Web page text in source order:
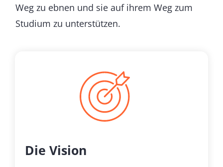
Weg zu ebnen und sie auf ihrem Weg zum
Studium zu unterstützen.
Die Vision